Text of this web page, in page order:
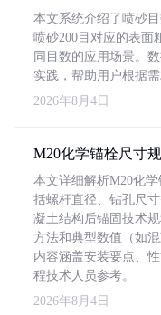
本文系统介绍了喷砂
喷砂200目对应的表面
同目数的应用场景。
实践，帮助用户根据
2026年8月4日
M20化学锚栓尺寸
本文详细解析M20化
括螺杆直径、钻孔尺
凝土结构后锚固技术
方法和典型数值（如混
内容涵盖安装要点、
程技术人员参考。
2026年8月4日